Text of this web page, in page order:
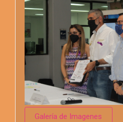
Galería de Imagenes